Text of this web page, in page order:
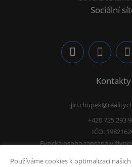
Sociální
Kontakty
+420 725 293
IČO:
Fyzická osoba zapsaná v
Používáme cookies k optimalizaci